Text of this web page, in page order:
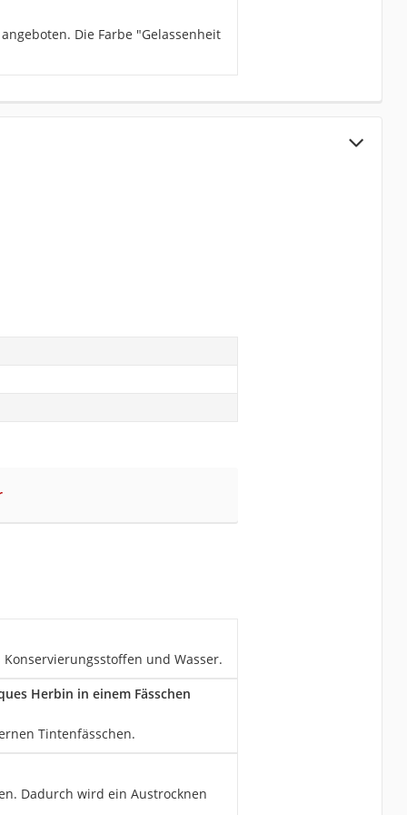
Die Farbe "Gelassenheit
und Wasser.
Herbin in einem Fässchen
Tintenfässchen.
Dadurch wird ein Austrocknen